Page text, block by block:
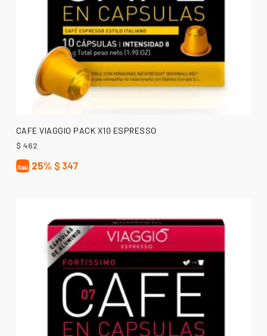
AÑADIR AL CARRITO
CAFE VIAGGIO PACK X10 ESPRESSO
$462
25% $ 347